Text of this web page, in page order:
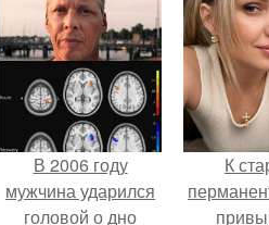
В 2006 году
мужчина ударился
головой о дно
К